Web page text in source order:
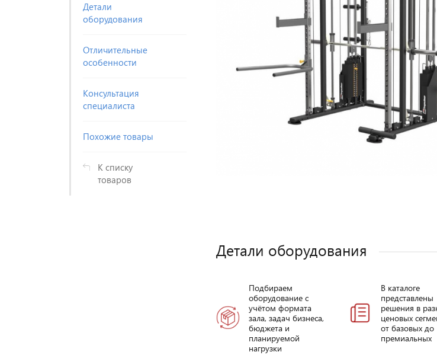
Детали
оборудования
Отличительные
особенности
Консультация
специалиста
Похожие товары
К списку
товаров
Детали оборудования
Подбираем
оборудование с
учётом формата
зала, задач бизнеса,
бюджета и
планируемой
нагрузки
В каталоге
представлены
решения в
ценовых
от базовых до
премиальных